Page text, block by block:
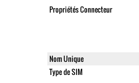
Propriétés Connecteur
Nom Unique
Type de SIM